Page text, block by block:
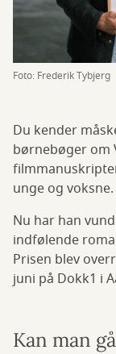
Foto: Frederik Tybjerg
Du kender
børnebøger om
unge og voksne.
Nu har han
indfølende
Prisen blev
juni på Dokk1 i
Kan man